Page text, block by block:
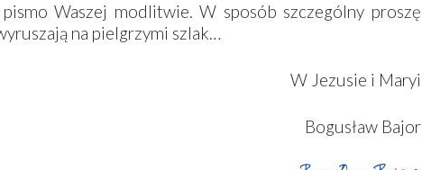
Waszej modlitwie. W sposób szczególny proszę
na pielgrzymi szlak…
W Jezusie i Maryi
Bogusław Bajor